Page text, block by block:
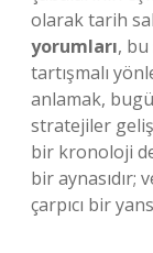
olarak tarih
yorumları,
tartışmalı
anlamak,
stratejiler
bir kronoloji
bir aynasıdır;
çarpıcı bir